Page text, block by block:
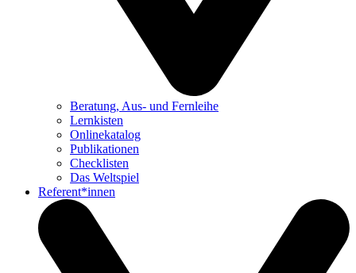
Beratung, Aus- und Fernleihe
Lernkisten
Onlinekatalog
Publikationen
Checklisten
Das Weltspiel
Referent*innen